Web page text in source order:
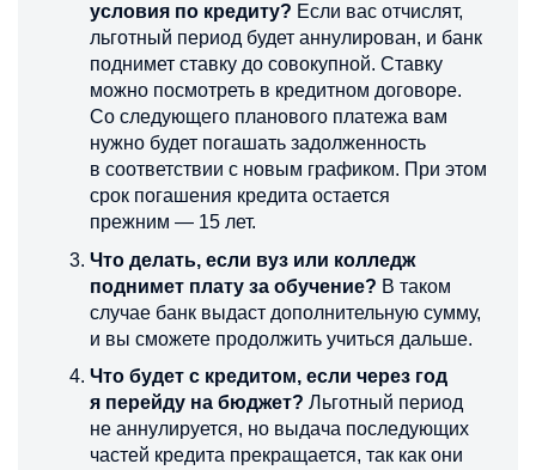
условия по кредиту? Если вас отчислят,
льготный период будет аннулирован, и банк
поднимет ставку до совокупной. Ставку
можно посмотреть в кредитном договоре.
Со следующего планового платежа вам
нужно будет погашать задолженность
в соответствии с новым графиком. При этом
срок погашения кредита остается
прежним — 15 лет.
Что делать, если вуз или колледж
поднимет плату за обучение? В таком
случае банк выдаст дополнительную сумму,
и вы сможете продолжить учиться дальше.
Что будет с кредитом, если через год
я перейду на бюджет? Льготный период
не аннулируется, но выдача последующих
частей кредита прекращается, так как они